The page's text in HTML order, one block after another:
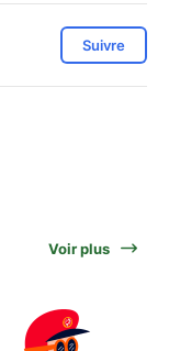
Suivre
Voir plus